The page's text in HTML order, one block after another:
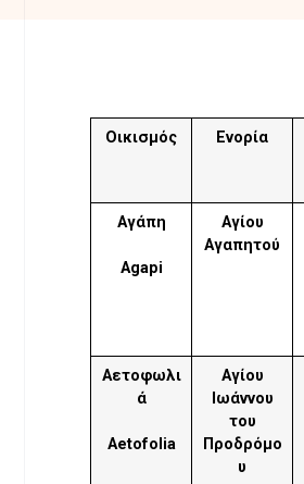
Οικισμός Ενορία
Αγάπη
Agapi
Αγίου
Αγαπητού
Αετοφωλι
ά
Aetofolia
Αγίου
Ιωάννου
του
Προδρόμο
υ